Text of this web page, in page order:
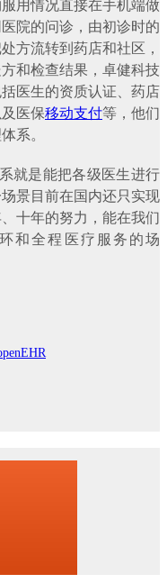
院的问诊，由初诊时的
方流转到药店和社区，
和检查结果，卓健科技
医生的资质认证、药店
医保移动支付等，他们
系。
就是能把各级医生进行
景目前在国内还只实现
十年的努力，能在我们
和全程医疗服务的场